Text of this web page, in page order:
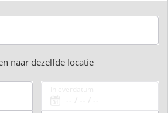
naar dezelfde locatie